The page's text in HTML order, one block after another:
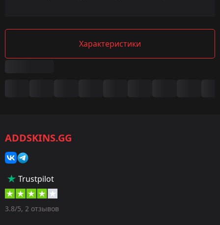
Характеристики
Категория:
Скины
Перчатки
Оружие:
ADDSKINS.GG
Trustpilot
3.8/5, 2 отзывов